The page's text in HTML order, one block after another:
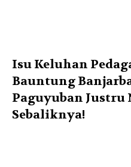
Isu Keluhan
Bauntung
Paguyuban Justru
Sebaliknya!